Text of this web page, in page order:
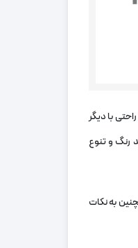
با دیگر
رنگ و تنوع
به نکات